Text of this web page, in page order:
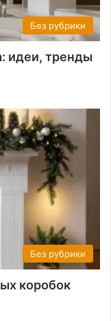
Без рубрики
идеи, тренды
Без рубрики
коробок